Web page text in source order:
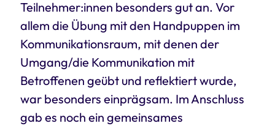
Teilnehmer:innen besonders gut an. Vor
allem die Übung mit den Handpuppen im
Kommunikationsraum, mit denen der
Umgang/die Kommunikation mit
Betroffenen geübt und reflektiert wurde,
war besonders einprägsam. Im Anschluss
gab es noch ein gemeinsames